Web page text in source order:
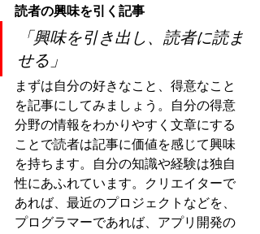
読者の興味を引く記事
「興味を引き出し、読者に読ま
せる」
まずは自分の好きなこと、得意なこと
を記事にしてみましょう。自分の得意
分野の情報をわかりやすく文章にする
ことで読者は記事に価値を感じて興味
を持ちます。自分の知識や経験は独自
性にあふれています。クリエイターで
あれば、最近のプロジェクトなどを、
プログラマーであれば、アプリ開発の